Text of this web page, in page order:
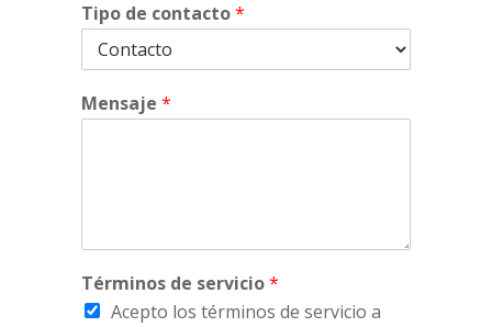
Tipo de contacto*
Mensaje*
Términos de servicio*
Acepto los términos de servicio a